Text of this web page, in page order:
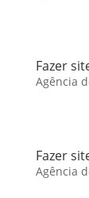
Fazer
Agência
Fazer
Agência